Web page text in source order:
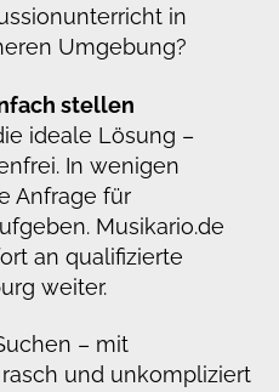
in
Umgebung?
stellen
ideale Lösung –
In wenigen
Anfrage für
Musikario.de
an qualifizierte
weiter.
– mit
und unkompliziert